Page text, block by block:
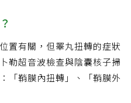
置有關，但睪丸扭轉的症狀
勒超音波檢查與陰囊核子掃
「鞘膜內扭轉」、「鞘膜外